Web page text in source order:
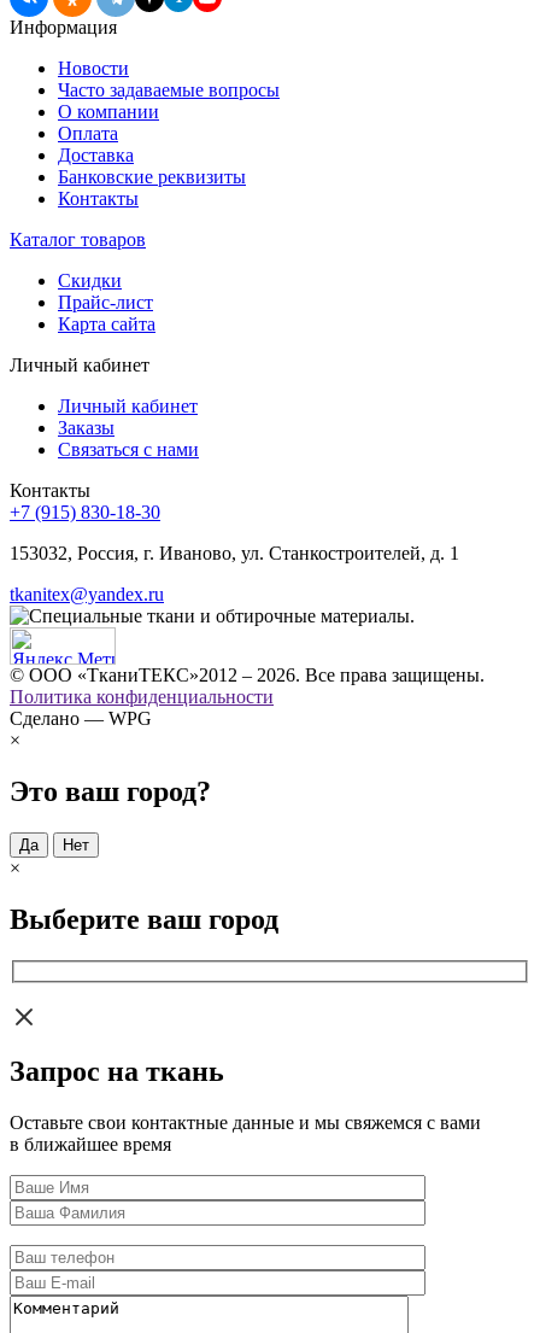
Информация
Новости
Часто задаваемые вопросы
О компании
Оплата
Доставка
Банковские реквизиты
Контакты
Каталог товаров
Скидки
Прайс-лист
Карта сайта
Личный кабинет
Личный кабинет
Заказы
Связаться с нами
Контакты
+7 (915) 830-18-30
153032, Россия, г. Иваново, ул. Станкостроителей, д. 1
tkanitex@yandex.ru
© ООО «ТканиТЕКС»2012 – 2026. Все права защищены.
Политика конфиденциальности
Сделано — WPG
×
Это ваш город?
Да Нет
×
Выберите ваш город
Запрос на ткань
Оставьте свои контактные данные и мы свяжемся с вами
в ближайшее время